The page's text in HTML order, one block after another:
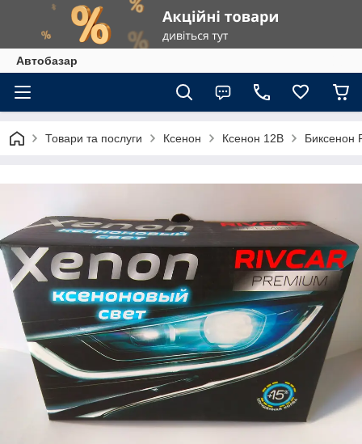
Автобазар
Товари та послуги Ксенон Ксенон 12В Биксенон